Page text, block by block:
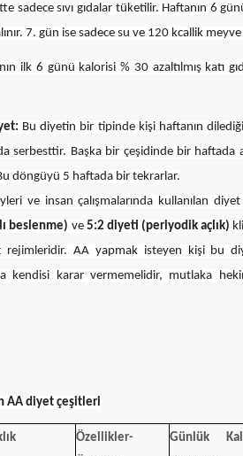
sadece sıvı gıdalar tüketilir. Haftanın 6
7. gün ise sadece su ve 120 kcallik
ilk 6 günü kalorisi % 30 azaltılmış katı
Bu diyetin bir tipinde kişi haftanın
serbesttir. Başka bir çeşidinde bir
döngüyü 5 haftada bir tekrarlar.
ve insan çalışmalarında kullanılan
beslenme) ve 5:2 diyeti (periyodik açlık)
AA yapmak isteyen kişi bu
kendisi karar vermemelidir, mutlaka
AA diyet çeşitleri
Özellikler-
Günlük